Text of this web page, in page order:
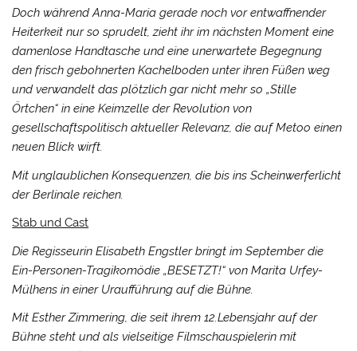
Doch während Anna-Maria gerade noch vor entwaffnender
Heiterkeit nur so sprudelt, zieht ihr im nächsten Moment eine
damenlose Handtasche und eine unerwartete Begegnung
den frisch gebohnerten Kachelboden unter ihren Füßen weg
und verwandelt das plötzlich gar nicht mehr so „Stille
Örtchen“ in eine Keimzelle der Revolution von
gesellschaftspolitisch aktueller Relevanz, die auf Metoo einen
neuen Blick wirft.
Mit unglaublichen Konsequenzen, die bis ins Scheinwerferlicht
der Berlinale reichen.
Stab und Cast
Die Regisseurin Elisabeth Engstler bringt im September die
Ein-Personen-Tragikomödie „BESETZT!“ von Marita Urfey-
Mülhens in einer Uraufführung auf die Bühne.
Mit Esther Zimmering, die seit ihrem 12.Lebensjahr auf der
Bühne steht und als vielseitige Filmschauspielerin mit